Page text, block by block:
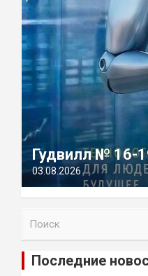
Гудвилл № 16-
03.08.2026
и
Последние